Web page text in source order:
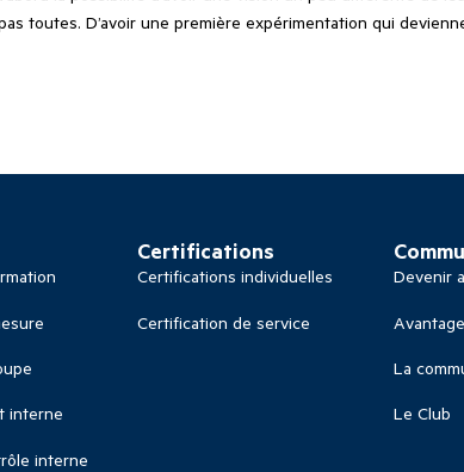
toutes. D’avoir une première expérimentation qui
interne
interne
Certifications
Certifications individuelles
Certification de service
Devenir
La
Le Club